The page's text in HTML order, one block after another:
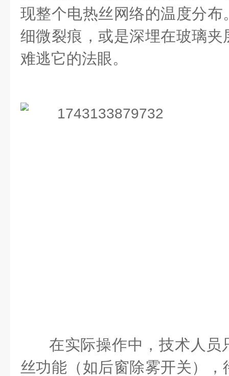
现整个电热丝网络的温度分
细微裂痕，或是深埋在玻璃
难逃它的法眼。
在实际操作中，技术人员
丝功能（如后窗除雾开关）